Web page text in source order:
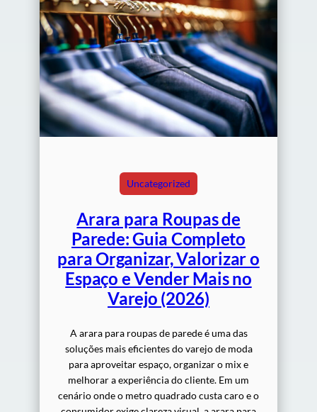
Uncategorized
Arara para Roupas de
Parede: Guia Completo
para Organizar, Valorizar o
Espaço e Vender Mais no
Varejo (2026)
A arara para roupas de parede é uma das
soluções mais eficientes do varejo de moda
para aproveitar espaço, organizar o mix e
melhorar a experiência do cliente. Em um
cenário onde o metro quadrado custa caro e o